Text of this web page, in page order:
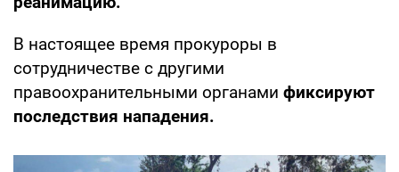
В настоящее время прокуроры в
сотрудничестве с другими
правоохранительными органами фиксируют
последствия нападения.